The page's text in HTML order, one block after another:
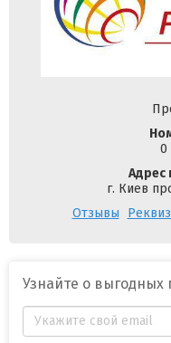
0
Адрес
г. Киев
Отзывы
Узнайте о выгодных